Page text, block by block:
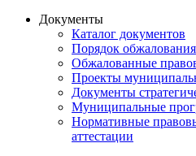
Документы
Каталог документов
Порядок обжалования
Обжалованные
Проекты
Документы
Муниципальные
Нормативные
аттестации